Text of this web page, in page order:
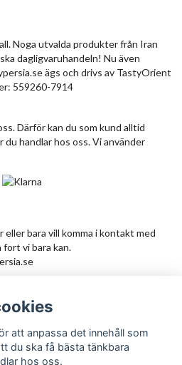
Noga utvalda produkter från Iran
dagligvaruhandeln! Nu även
ägs och drivs av TastyOrient
559260-7914
Därför kan du som kund alltid
du handlar hos oss. Vi använder
eller bara vill komma i kontakt med
fort vi bara kan.
Prenumerera
att anpassa det innehåll som
du ska få bästa tänkbara
hos oss.